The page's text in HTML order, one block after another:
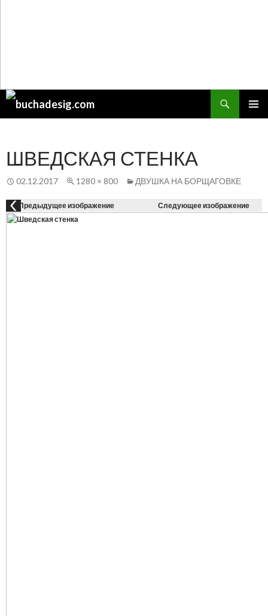
Поиск
ШВЕДСКАЯ СТЕНКА
02.12.2017 1280 × 800 ДВУШКА НА БОРЩАГОВКЕ
Предыдущее изображение Следующее изображение